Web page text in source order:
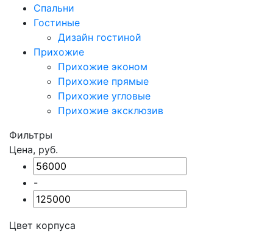
Спальни
Гостиные
Дизайн гостиной
Прихожие
Прихожие эконом
Прихожие прямые
Прихожие угловые
Прихожие эксклюзив
Фильтры
Цена, руб.
-
Цвет корпуса